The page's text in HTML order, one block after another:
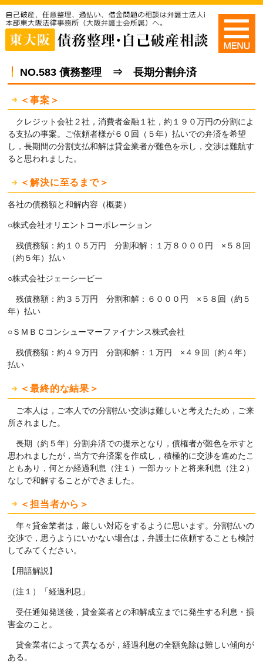
NO.583 債務整理 ⇒ 長期分割弁済
＜事案＞
クレジット会社２社，消費者金融１社，約１９０万円の分割によ
る支払の事案。ご依頼者様が６０回（５年）払いでの弁済を希望
し，長期間の分割支払和解は貸金業者が難色を示し，交渉は難航す
ると思われました。
＜解決に至るまで＞
各社の債務額と和解内容（概要）
○株式会社オリエントコーポレーション
残債務額：約１０５万円 分割和解：１万８０００円 ×５８回
（約５年）払い
○株式会社ジェーシービー
残債務額：約３５万円 分割和解：６０００円 ×５８回（約５
年）払い
○ＳＭＢＣコンシューマーファイナンス株式会社
残債務額：約４９万円 分割和解：１万円 ×４９回（約４年）
払い
＜最終的な結果＞
ご本人は，ご本人での分割払い交渉は難しいと考えたため，ご来
所されました。
長期（約５年）分割弁済での提示となり，債権者が難色を示すと
思われましたが，当方で弁済案を作成し，積極的に交渉を進めたこ
ともあり，何とか経過利息（注１）一部カットと将来利息（注２）
なしで和解することができました。
＜担当者から＞
年々貸金業者は，厳しい対応をするように思います。分割払いの
交渉で，思うようにいかない場合は，弁護士に依頼することも検討
してみてください。
【用語解説】
（注１）「経過利息」
受任通知発送後，貸金業者との和解成立までに発生する利息・損
害金のこと。
貸金業者によって異なるが，経過利息の全額免除は難しい傾向が
ある。